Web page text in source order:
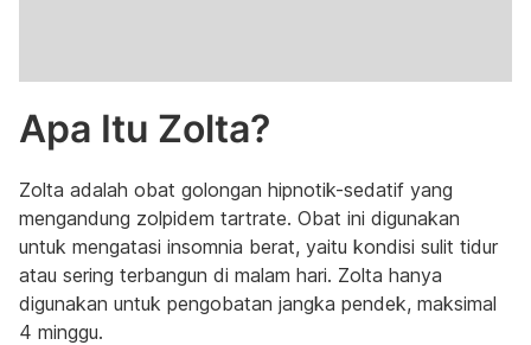
Apa Itu Zolta?
Zolta adalah obat golongan hipnotik-sedatif yang
mengandung zolpidem tartrate. Obat ini digunakan
untuk mengatasi insomnia berat, yaitu kondisi sulit tidur
atau sering terbangun di malam hari. Zolta hanya
digunakan untuk pengobatan jangka pendek, maksimal
4 minggu.